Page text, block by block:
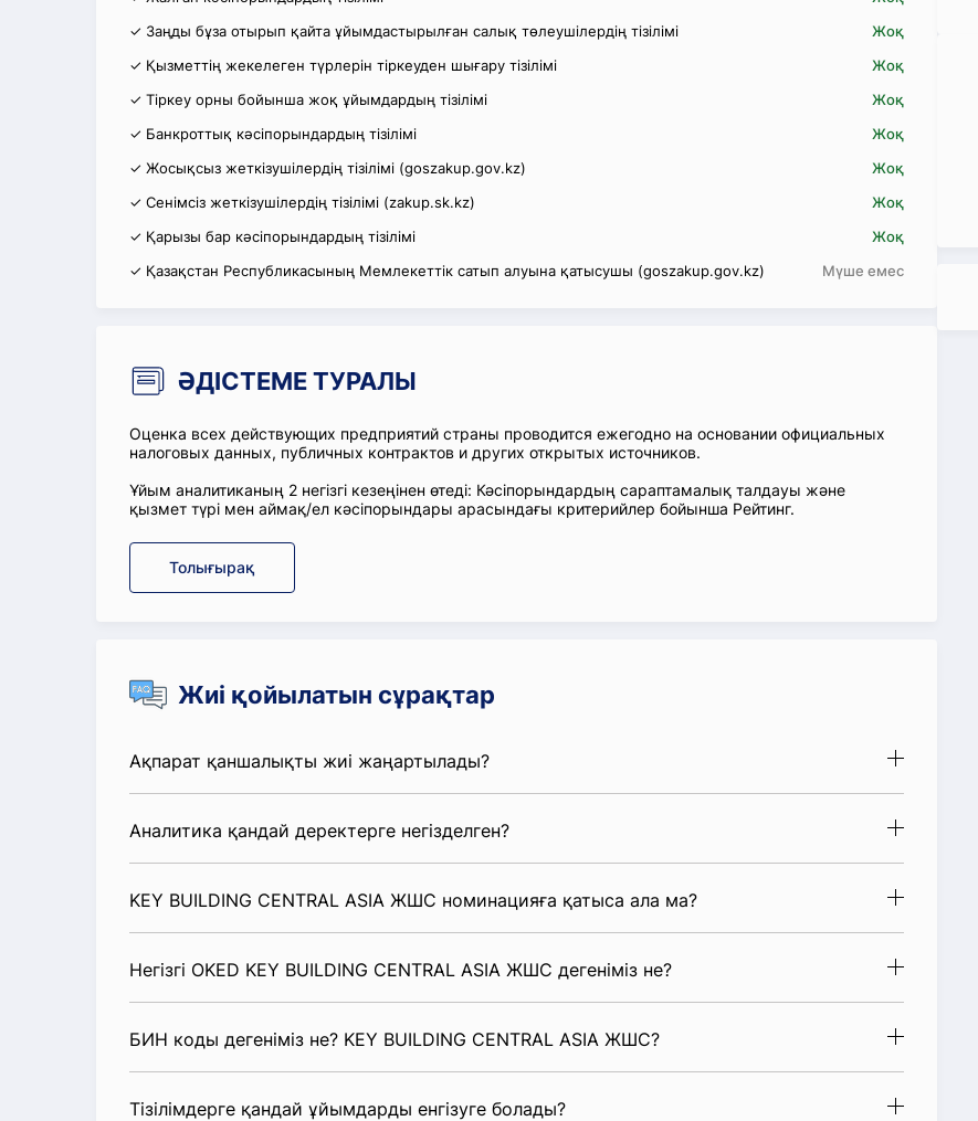
✓ Заңды бұза отырып қайта ұйымдастырылған салық төлеушілердің тізілімі
Жоқ
✓ Қызметтің жекелеген түрлерін тіркеуден шығару тізілімі
Жоқ
✓ Тіркеу орны бойынша жоқ ұйымдардың тізілімі
Жоқ
✓ Банкроттық кәсіпорындардың тізілімі
Жоқ
✓ Жосықсыз жеткізушілердің тізілімі (goszakup.gov.kz)
Жоқ
✓ Сенімсіз жеткізушілердің тізілімі (zakup.sk.kz)
Жоқ
✓ Қарызы бар кәсіпорындардың тізілімі
Жоқ
✓ Қазақстан Республикасының Мемлекеттік сатып алуына қатысушы (goszakup.gov.kz)
Мүше емес
ӘДІСТЕМЕ ТУРАЛЫ
Оценка всех действующих предприятий страны проводится ежегодно на основании официальных
налоговых данных, публичных контрактов и других открытых источников.
Ұйым аналитиканың 2 негізгі кезеңінен өтеді: Кәсіпорындардың сараптамалық талдауы және
қызмет түрі мен аймақ/ел кәсіпорындары арасындағы критерийлер бойынша Рейтинг.
Толығырақ
Жиі қойылатын сұрақтар
Ақпарат қаншалықты жиі жаңартылады?
Аналитика қандай деректерге негізделген?
KEY BUILDING CENTRAL ASIA ЖШС номинацияға қатыса ала ма?
Негізгі OKED KEY BUILDING CENTRAL ASIA ЖШС дегеніміз не?
БИН коды дегеніміз не? KEY BUILDING CENTRAL ASIA ЖШС?
Тізілімдерге қандай ұйымдарды енгізуге болады?